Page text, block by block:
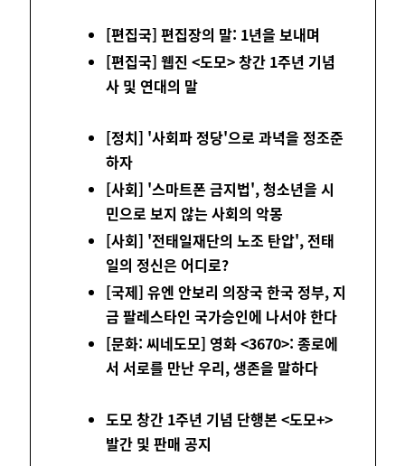
[편집국] 편집장의 말: 1년을 보내며
[편집국] 웹진 <도모> 창간 1주년 기념
사 및 연대의 말
[정치] '사회파 정당'으로 과녁을 정조준
하자
[사회] '스마트폰 금지법', 청소년을 시
민으로 보지 않는 사회의 악몽
[사회] '전태일재단의 노조 탄압', 전태
일의 정신은 어디로?
[국제] 유엔 안보리 의장국 한국 정부, 지
금 팔레스타인 국가승인에 나서야 한다
[문화: 씨네도모] 영화 <3670>: 종로에
서 서로를 만난 우리, 생존을 말하다
도모 창간 1주년 기념 단행본 <도모+>
발간 및 판매 공지